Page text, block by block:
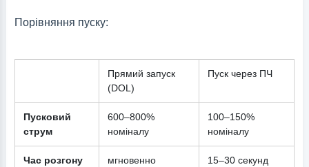
Порівняння пуску:
Прямий запуск
(DOL)
Пуск через ПЧ
Пусковий
струм
600–800%
номіналу
100–150%
номіналу
Час розгону мгновенно 15–30 секунд